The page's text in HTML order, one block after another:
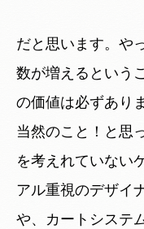
だと思います。や
数が増えるという
の価値は必ずあり
当然のこと！と思
を考えれていない
アル重視のデザイ
や、カートシステ